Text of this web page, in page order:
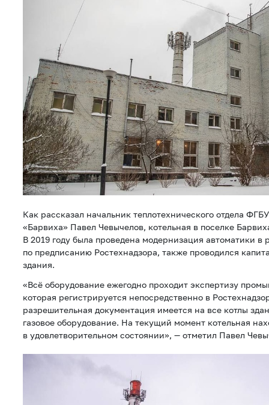
Как рассказал начальник теплотехнического отдела
«Барвиха» Павел Чевычелов, котельная в поселке
В 2019 году была проведена модернизация автоматики в
по предписанию Ростехнадзора, также проводился
здания.
«Всё оборудование ежегодно проходит экспертизу
которая регистрируется непосредственно в
разрешительная документация имеется на все котлы
газовое оборудование. На текущий момент котельная
в удовлетворительном состоянии», — отметил Павел